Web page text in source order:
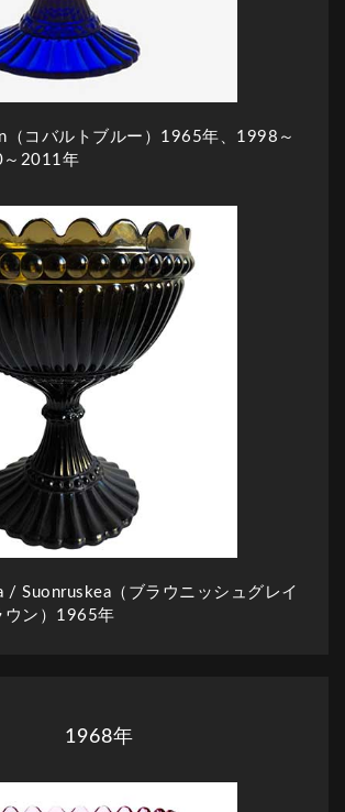
（コバルトブルー）1965年、1998～
2011年
/ Suonruskea（ブラウニッシュグレイ
ウン）1965年
1968年